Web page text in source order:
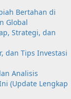
Bertahan di
Global
Strategi, dan
dan Tips Investasi
Analisis
(Update Lengkap